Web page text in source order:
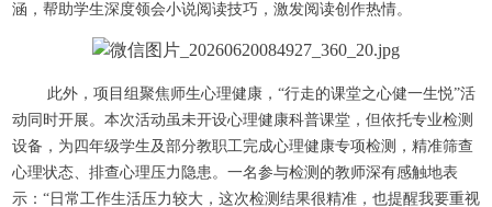
涵，帮助学生深度领会小说阅读技巧，激发阅读创作热情。
此外，项目组聚焦师生心理健康，“行走的课堂之心健一生悦”活
动同时开展。本次活动虽未开设心理健康科普课堂，但依托专业检测
设备，为四年级学生及部分教职工完成心理健康专项检测，精准筛查
心理状态、排查心理压力隐患。一名参与检测的教师深有感触地表
示：“日常工作生活压力较大，这次检测结果很精准，也提醒我要重视